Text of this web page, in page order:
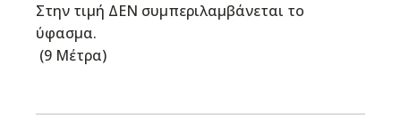
Στην τιμή ΔΕΝ συμπεριλαμβάνεται το
ύφασμα.
(9 Μέτρα)